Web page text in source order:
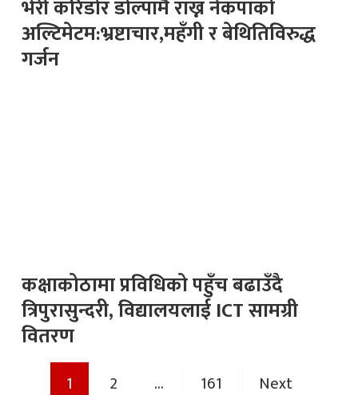
भेरी करिडोर डोल्पामै राख्न नेकपाको
अल्टिमेटम:भ्रष्टाचार,महँगी र बेथितिविरुद्ध
गर्जन
कक्षाकोठामा प्रविधिको पहुँच बढाउँदै
त्रिपुरासुन्दरी, विद्यालयलाई ICT सामग्री
वितरण
1 2 … 161 Next